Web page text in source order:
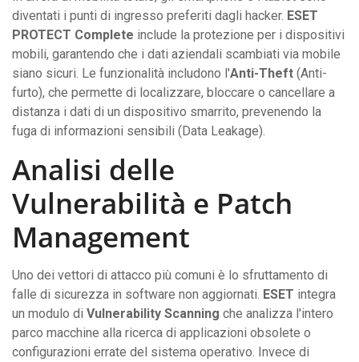
diventati i punti di ingresso preferiti dagli hacker. ESET
PROTECT Complete include la protezione per i dispositivi
mobili, garantendo che i dati aziendali scambiati via mobile
siano sicuri. Le funzionalità includono l'Anti-Theft (Anti-
furto), che permette di localizzare, bloccare o cancellare a
distanza i dati di un dispositivo smarrito, prevenendo la
fuga di informazioni sensibili (Data Leakage).
Analisi delle
Vulnerabilità e Patch
Management
Uno dei vettori di attacco più comuni è lo sfruttamento di
falle di sicurezza in software non aggiornati. ESET integra
un modulo di Vulnerability Scanning che analizza l'intero
parco macchine alla ricerca di applicazioni obsolete o
configurazioni errate del sistema operativo. Invece di